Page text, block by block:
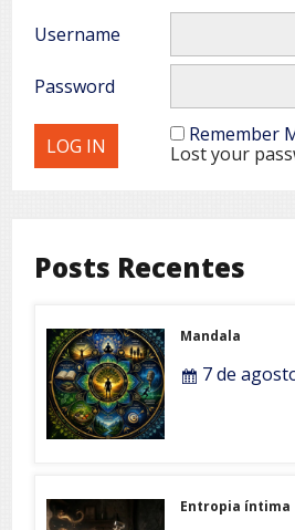
Username
Password
Remember
Lost your
Posts Recentes
Mandala
7 de
Entropia íntima